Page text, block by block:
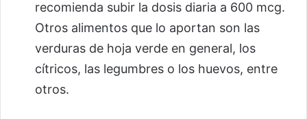
recomienda subir la dosis diaria a 600 mcg.
Otros alimentos que lo aportan son las
verduras de hoja verde en general, los
cítricos, las legumbres o los huevos, entre
otros.